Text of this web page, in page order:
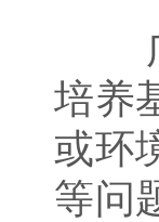
广
培养
或环
等问